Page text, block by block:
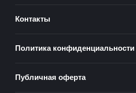
Контакты
Политика конфиденциальности
Публичная оферта